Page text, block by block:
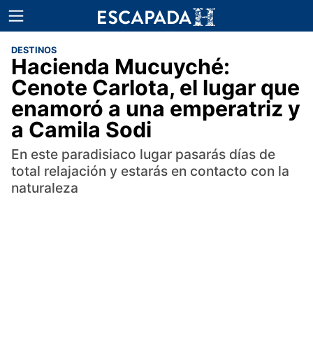
DESTINOS
Hacienda Mucuyché:
Cenote Carlota, el lugar que
enamoró a una emperatriz y
a Camila Sodi
En este paradisiaco lugar pasarás días de
total relajación y estarás en contacto con la
naturaleza